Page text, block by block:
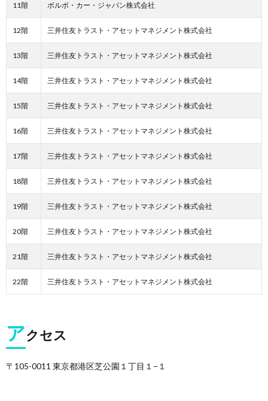
11階 ボルボ・カー・ジャパン株式会社
12階 三井住友トラスト・アセットマネジメント株式会社
13階 三井住友トラスト・アセットマネジメント株式会社
14階 三井住友トラスト・アセットマネジメント株式会社
15階 三井住友トラスト・アセットマネジメント株式会社
16階 三井住友トラスト・アセットマネジメント株式会社
17階 三井住友トラスト・アセットマネジメント株式会社
18階 三井住友トラスト・アセットマネジメント株式会社
19階 三井住友トラスト・アセットマネジメント株式会社
20階 三井住友トラスト・アセットマネジメント株式会社
21階 三井住友トラスト・アセットマネジメント株式会社
22階 三井住友トラスト・アセットマネジメント株式会社
アクセス
〒105-0011 東京都港区芝公園１丁目１−１